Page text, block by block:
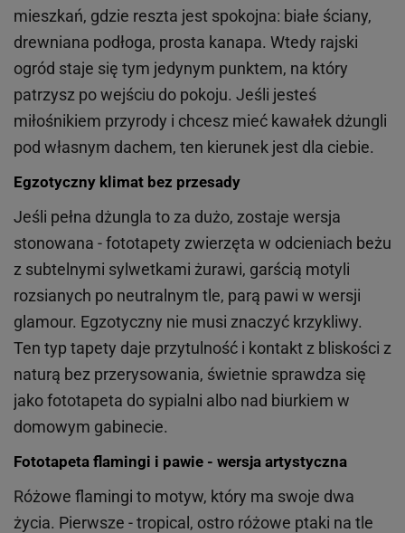
mieszkań, gdzie reszta jest spokojna: białe ściany,
drewniana podłoga, prosta kanapa. Wtedy rajski
ogród staje się tym jedynym punktem, na który
patrzysz po wejściu do pokoju. Jeśli jesteś
miłośnikiem przyrody i chcesz mieć kawałek dżungli
pod własnym dachem, ten kierunek jest dla ciebie.
Egzotyczny klimat bez przesady
Jeśli pełna dżungla to za dużo, zostaje wersja
stonowana - fototapety zwierzęta w odcieniach beżu
z subtelnymi sylwetkami żurawi, garścią motyli
rozsianych po neutralnym tle, parą pawi w wersji
glamour. Egzotyczny nie musi znaczyć krzykliwy.
Ten typ tapety daje przytulność i kontakt z bliskości z
naturą bez przerysowania, świetnie sprawdza się
jako fototapeta do sypialni albo nad biurkiem w
domowym gabinecie.
Fototapeta flamingi i pawie - wersja artystyczna
Różowe flamingi to motyw, który ma swoje dwa
życia. Pierwsze - tropical, ostro różowe ptaki na tle